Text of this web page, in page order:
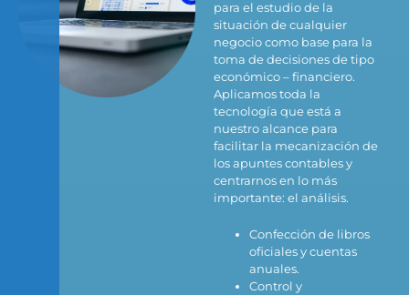
para el estudio de la
situación de cualquier
negocio como base para la
toma de decisiones de tipo
económico – financiero.
Aplicamos toda la
tecnología que está a
nuestro alcance para
facilitar la mecanización de
los apuntes contables y
centrarnos en lo más
importante: el análisis.
Confección de libros
oficiales y cuentas
anuales.
Control y